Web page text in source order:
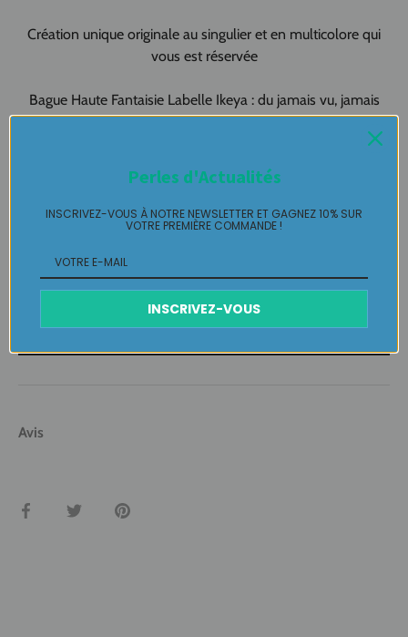
Création unique originale au singulier et en multicolore qui
vous est réservée
Bague Haute Fantaisie Labelle Ikeya : du jamais vu, jamais
porté que par celle qui l'adopte et s'en pare ...
Plaisir de Créer, Désir de Plaire !
Livraison
Retours Gratuits
Entretien
Avis
Partager TweeterÉpingler
Perles d'Actualités
INSCRIVEZ-VOUS À NOTRE NEWSLETTER ET GAGNEZ 10% SUR
VOTRE PREMIÈRE COMMANDE !
INSCRIVEZ-VOUS